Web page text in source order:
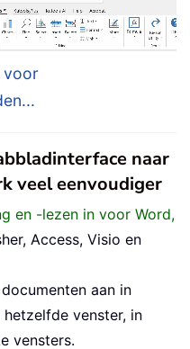
voor
naar
veel eenvoudiger
en -lezen in voor Word,
Access, Visio en
aan in
venster, in
vensters.